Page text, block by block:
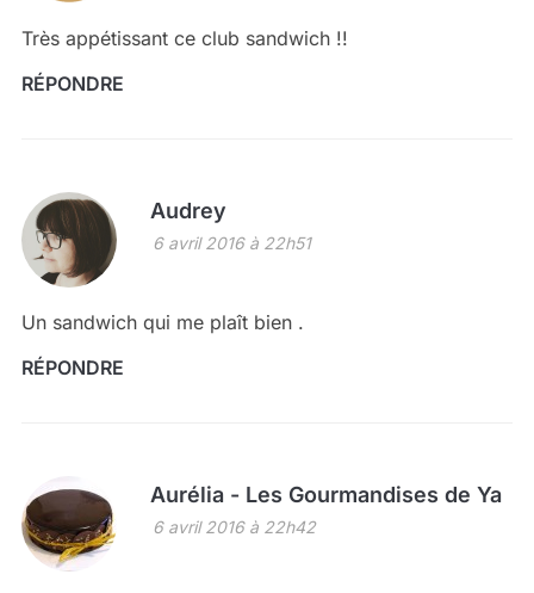
Très appétissant ce club sandwich !!
RÉPONDRE
Audrey
6 avril 2016 à 22h51
Un sandwich qui me plaît bien .
RÉPONDRE
Aurélia - Les Gourmandises de Ya
6 avril 2016 à 22h42